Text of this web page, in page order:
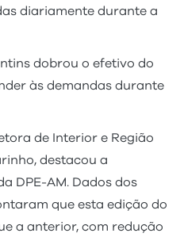
diariamente durante a
dobrou o efetivo do
às demandas durante
de Interior e Região
destacou a
DPE-AM. Dados dos
que esta edição do
a anterior, com redução